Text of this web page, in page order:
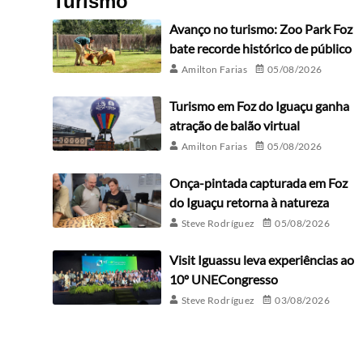
Avanço no turismo: Zoo Park Foz
bate recorde histórico de público
Amilton Farias 05/08/2026
Turismo em Foz do Iguaçu ganha
atração de balão virtual
Amilton Farias 05/08/2026
Onça-pintada capturada em Foz
do Iguaçu retorna à natureza
Steve Rodríguez 05/08/2026
Visit Iguassu leva experiências ao
10º UNECongresso
Steve Rodríguez 03/08/2026